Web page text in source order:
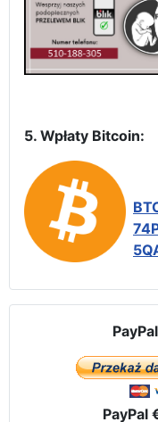
5. Wpłaty Bitcoin:
PayPal